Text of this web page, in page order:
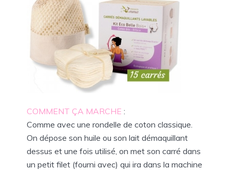
COMMENT ÇA MARCHE :
Comme avec une rondelle de coton classique.
On dépose son huile ou son lait démaquillant
dessus et une fois utilisé, on met son carré dans
un petit filet (fourni avec) qui ira dans la machine